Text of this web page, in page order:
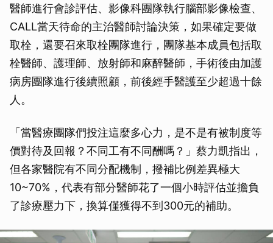
醫師進行會診評估、影像科團隊執行腦部影像檢查、
CALL當天待命的主治醫師討論決策，如果確定要做
取栓，還要召來取栓團隊進行，團隊基本成員包括取
栓醫師、護理師、放射師和麻醉醫師，手術後由加護
病房團隊進行後續照顧，前後經手醫護至少超過十餘
人。
「當醫療團隊們投注這麼多心力，是不是有被制度等
價對待及回報？不同工有不同酬嗎？」蔡力凱指出，
但各家醫院有不同分配機制，撥補比例差異極大
10~70%，代表有部分醫師花了一個小時評估並擔負
了診療壓力下，換算僅獲得不到300元的補助。